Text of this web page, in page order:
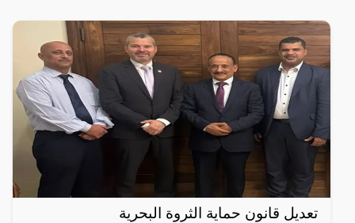
تعديل قانون حماية الثروة البحرية